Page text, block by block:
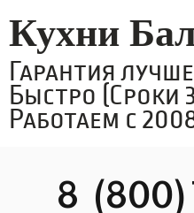
Кухни
Гарантия
Быстро (Сроки
Работаем с
8